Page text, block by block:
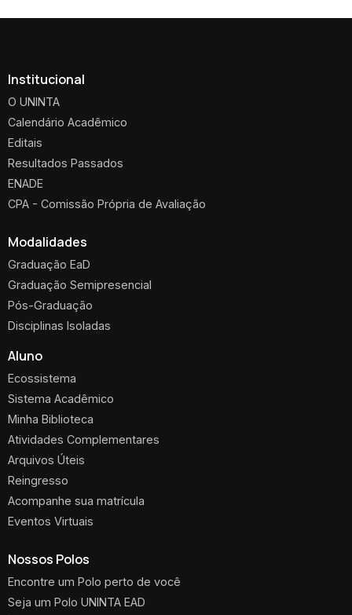
Institucional
O UNINTA
Calendário Acadêmico
Editais
Resultados Passados
ENADE
CPA - Comissão Própria de Avaliação
Modalidades
Graduação EaD
Graduação Semipresencial
Pós-Graduação
Disciplinas Isoladas
Aluno
Ecossistema
Sistema Acadêmico
Minha Biblioteca
Atividades Complementares
Arquivos Úteis
Reingresso
Acompanhe sua matrícula
Eventos Virtuais
Nossos Polos
Encontre um Polo perto de você
Seja um Polo UNINTA EAD